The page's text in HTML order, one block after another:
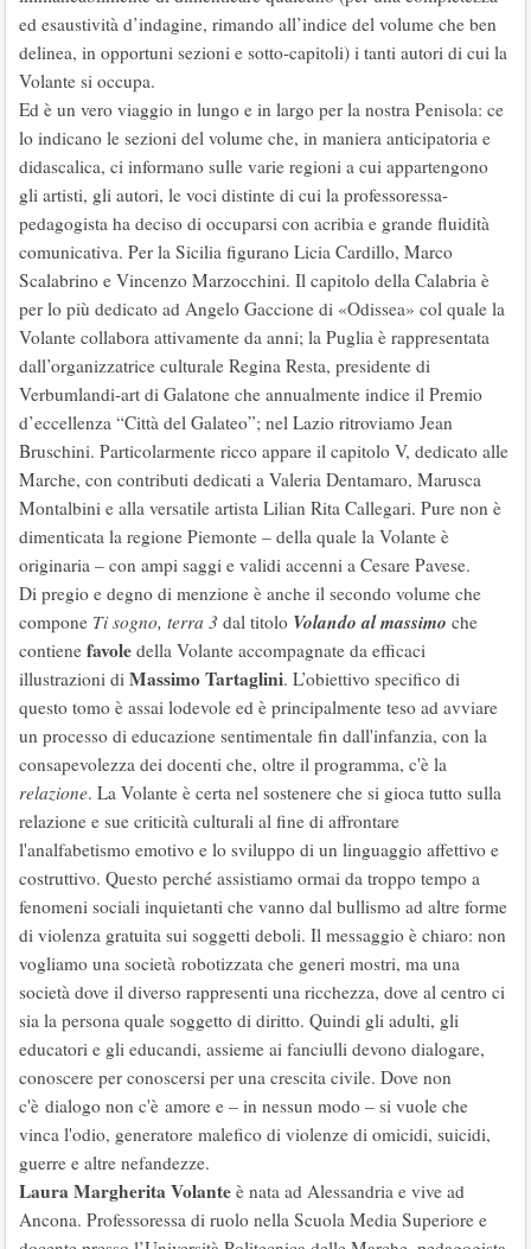
ed esaustività d’indagine, rimando all’indice del volume che ben
delinea, in opportuni sezioni e sotto-capitoli) i tanti autori di cui la
Volante si occupa.
Ed è un vero viaggio in lungo e in largo per la nostra Penisola: ce
lo indicano le sezioni del volume che, in maniera anticipatoria e
didascalica, ci informano sulle varie regioni a cui appartengono
gli artisti, gli autori, le voci distinte di cui la professoressa-
pedagogista ha deciso di occuparsi con acribia e grande fluidità
comunicativa. Per la Sicilia figurano Licia Cardillo, Marco
Scalabrino e Vincenzo Marzocchini. Il capitolo della Calabria è
per lo più dedicato ad Angelo Gaccione di «Odissea» col quale la
Volante collabora attivamente da anni; la Puglia è rappresentata
dall’organizzatrice culturale Regina Resta, presidente di
Verbumlandi-art di Galatone che annualmente indice il Premio
d’eccellenza “Città del Galateo”; nel Lazio ritroviamo Jean
Bruschini. Particolarmente ricco appare il capitolo V, dedicato alle
Marche, con contributi dedicati a Valeria Dentamaro, Marusca
Montalbini e alla versatile artista Lilian Rita Callegari. Pure non è
dimenticata la regione Piemonte – della quale la Volante è
originaria – con ampi saggi e validi accenni a Cesare Pavese.
Di pregio e degno di menzione è anche il secondo volume che
compone Ti sogno, terra 3 dal titolo Volando al massimo che
contiene favole della Volante accompagnate da efficaci
illustrazioni di Massimo Tartaglini. L’obiettivo specifico di
questo tomo è assai lodevole ed è principalmente teso ad avviare
un processo di educazione sentimentale fin dall'infanzia, con la
consapevolezza dei docenti che, oltre il programma, c'è la
relazione. La Volante è certa nel sostenere che si gioca tutto sulla
relazione e sue criticità culturali al fine di affrontare
l'analfabetismo emotivo e lo sviluppo di un linguaggio affettivo e
costruttivo. Questo perché assistiamo ormai da troppo tempo a
fenomeni sociali inquietanti che vanno dal bullismo ad altre forme
di violenza gratuita sui soggetti deboli. Il messaggio è chiaro: non
vogliamo una società robotizzata che generi mostri, ma una
società dove il diverso rappresenti una ricchezza, dove al centro ci
sia la persona quale soggetto di diritto. Quindi gli adulti, gli
educatori e gli educandi, assieme ai fanciulli devono dialogare,
conoscere per conoscersi per una crescita civile. Dove non
c'è dialogo non c'è amore e – in nessun modo – si vuole che
vinca l'odio, generatore malefico di violenze di omicidi, suicidi,
guerre e altre nefandezze.
Laura Margherita Volante è nata ad Alessandria e vive ad
Ancona. Professoressa di ruolo nella Scuola Media Superiore e